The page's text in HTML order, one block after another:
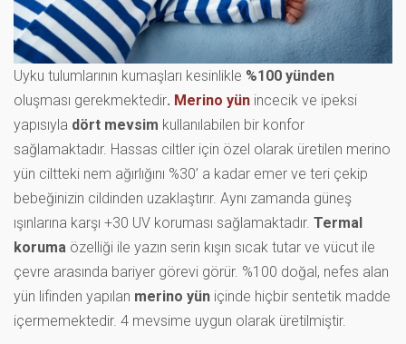
Uyku tulumlarının kumaşları kesinlikle %100 yünden
oluşması gerekmektedir. Merino yün incecik ve ipeksi
yapısıyla dört mevsim kullanılabilen bir konfor
sağlamaktadır. Hassas ciltler için özel olarak üretilen merino
yün ciltteki nem ağırlığını %30’ a kadar emer ve teri çekip
bebeğinizin cildinden uzaklaştırır. Aynı zamanda güneş
ışınlarına karşı +30 UV koruması sağlamaktadır. Termal
koruma özelliği ile yazın serin kışın sıcak tutar ve vücut ile
çevre arasında bariyer görevi görür. %100 doğal, nefes alan
yün lifinden yapılan merino yün içinde hiçbir sentetik madde
içermemektedir. 4 mevsime uygun olarak üretilmiştir.